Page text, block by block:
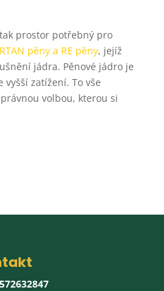
prostor potřebný pro
pěny a RE pěny, jejíž
jádra. Pěnové jádro je
zatížení. To vše
volbou, kterou si